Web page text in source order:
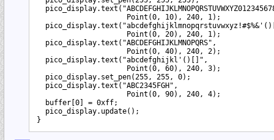
                     Point(0, 10), 240, 1);
                     Point(0, 20), 240, 1);
  pico_display.text("ABCDEFGHIJKLMNOPQRS",
                     Point(0, 40), 240, 2);
  pico_display.text("abcdefghijkl'()[]",
                     Point(0, 60), 240, 3);
  pico_display.set_pen(255, 255, 0);
  pico_display.text("ABC2345FGH",
                     Point(0, 90), 240, 4);
  buffer[0] = 0xff;
  pico_display.update();